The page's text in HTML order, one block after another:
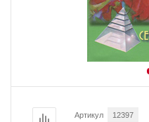
Артикул 12397